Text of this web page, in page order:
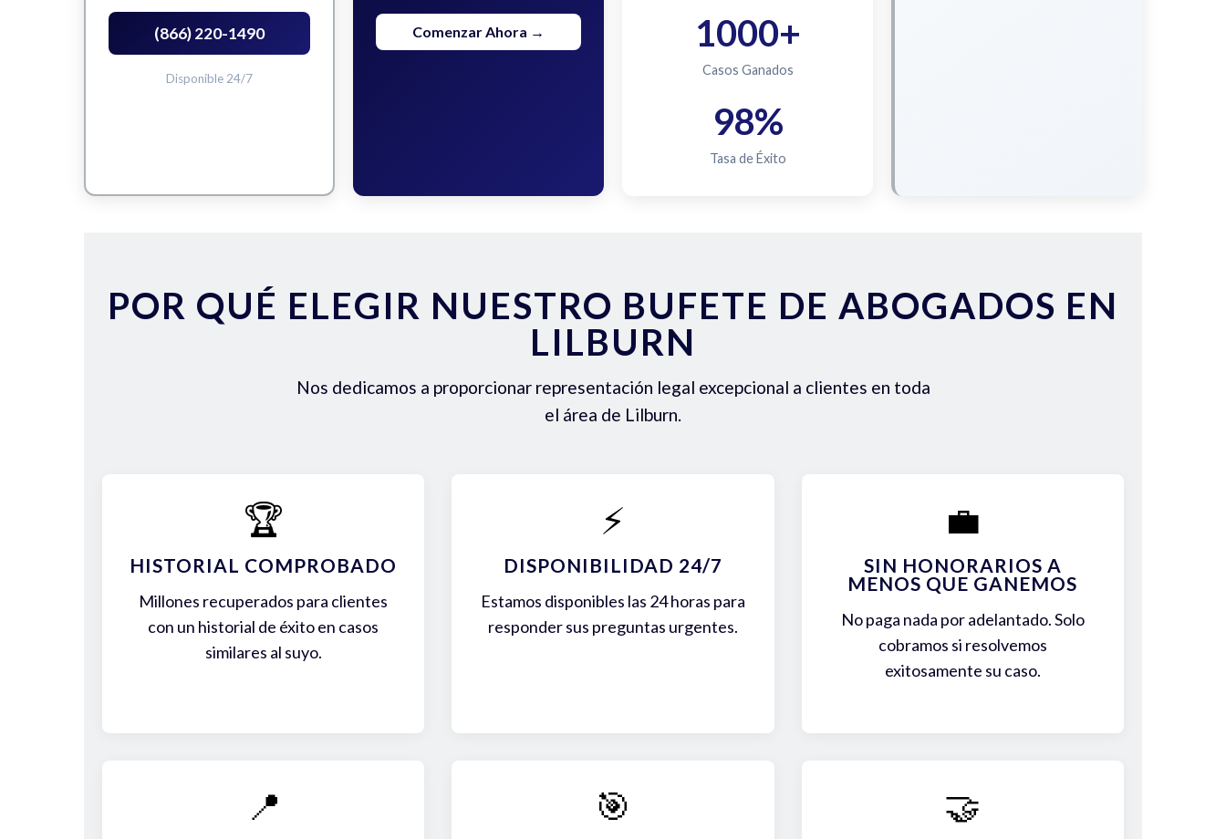
(866) 220-1490
Disponible 24/7
Comenzar Ahora → 1000+
Casos Ganados
98%
Tasa de Éxito
POR QUÉ ELEGIR NUESTRO BUFETE DE ABOGADOS EN
LILBURN
Nos dedicamos a proporcionar representación legal excepcional a clientes en toda
el área de Lilburn.
🏆
HISTORIAL COMPROBADO
Millones recuperados para clientes
con un historial de éxito en casos
similares al suyo.
⚡
DISPONIBILIDAD 24/7
Estamos disponibles las 24 horas para
responder sus preguntas urgentes.
💼
SIN HONORARIOS A
MENOS QUE GANEMOS
No paga nada por adelantado. Solo
cobramos si resolvemos
exitosamente su caso.
📍 🎯 🤝